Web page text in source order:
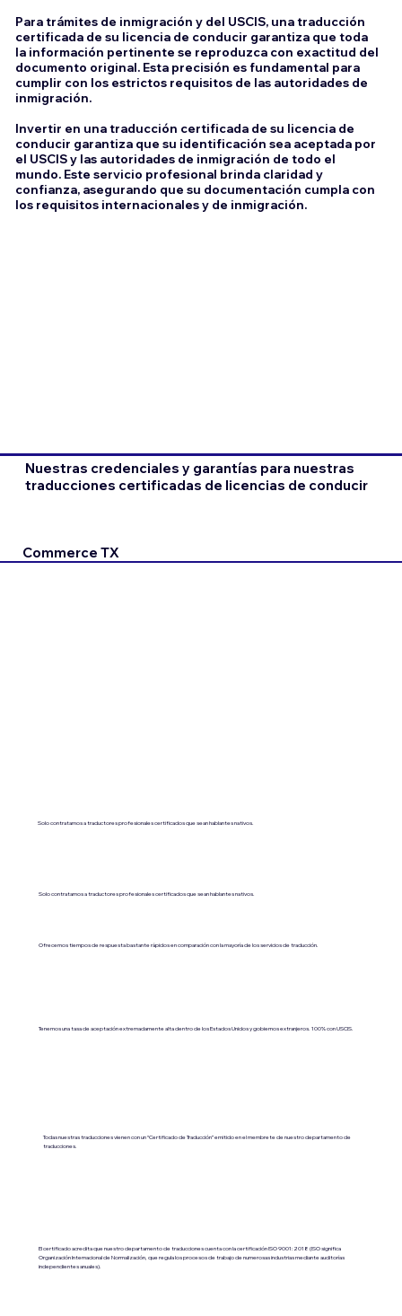
Solo contratamos a traductores profesionales certificados que sean hablantes nativos.
Solo contratamos a traductores profesionales certificados que sean hablantes nativos.
Ofrecemos tiempos de respuesta bastante rápidos en comparación con la mayoría de los servicios de traducción.
Tenemos una tasa de aceptación extremadamente alta dentro de los Estados Unidos y gobiernos extranjeros. 100% con USCIS.
Todas nuestras traducciones vienen con un “Certificado de Traducción” emitido en el membrete de nuestro departamento de
traducciones.
El certificado acredita que nuestro departamento de traducciones cuenta con la certificación ISO 9001:2018 (ISO significa
Organización Internacional de Normalización, que regula los procesos de trabajo de numerosas industrias mediante auditorías
independientes anuales).
Para trámites de inmigración y del USCIS, una traducción
certificada de su licencia de conducir garantiza que toda
la información pertinente se reproduzca con exactitud del
documento original. Esta precisión es fundamental para
cumplir con los estrictos requisitos de las autoridades de
inmigración.
Invertir en una traducción certificada de su licencia de
conducir garantiza que su identificación sea aceptada por
el USCIS y las autoridades de inmigración de todo el
mundo. Este servicio profesional brinda claridad y
confianza, asegurando que su documentación cumpla con
los requisitos internacionales y de inmigración.
Nuestras credenciales y garantías para nuestras
traducciones certificadas de licencias de conducir
Commerce TX